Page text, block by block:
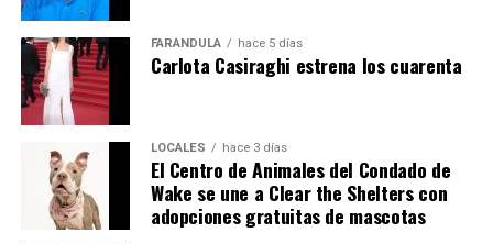
FARÁNDULA hace 5 días
Carlota Casiraghi estrena los cuarenta
LOCALES hace 3 días
El Centro de Animales del Condado de
Wake se une a Clear the Shelters con
adopciones gratuitas de mascotas